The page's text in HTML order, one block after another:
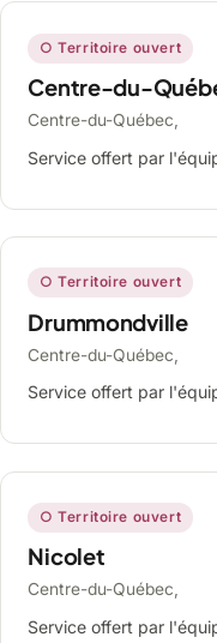
○ Territoire ouvert
Centre-du-
Centre-du-Québec,
Service offert par
○ Territoire ouvert
Drummondville
Centre-du-Québec,
Service offert par
○ Territoire ouvert
Nicolet
Centre-du-Québec,
Service offert par